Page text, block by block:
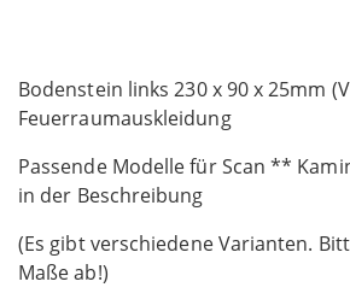
Bodenstein links 230 x 90 x 25mm
Feuerraumauskleidung
Passende Modelle für Scan **
in der Beschreibung
(Es gibt verschiedene Varianten.
Maße ab!)
gallery
to
the
of
the
gallery